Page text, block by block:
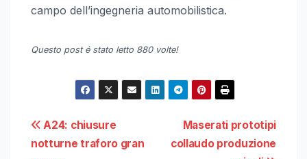
campo dell’ingegneria automobilistica.
Questo post é stato letto 880 volte!
Navigazione
Maserati prototipi
collaudo produzione
A24: chiusure
notturne traforo gran